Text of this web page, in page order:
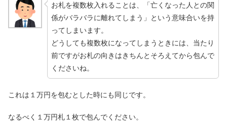
お札を複数枚入れることは、「亡くなった人との関
係がバラバラに離れてしまう」という意味合いを持
ってしまいます。
どうしても複数枚になってしまうときには、当たり
前ですがお札の向きはきちんとそろえてから包んで
くださいね。
これは１万円を包むとした時にも同じです。
なるべく１万円札１枚で包んでください。